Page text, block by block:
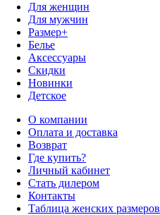
Для женщин
Для мужчин
Размер+
Белье
Аксессуары
Скидки
Новинки
Детское
О компании
Оплата и доставка
Возврат
Где купить?
Личный кабинет
Стать дилером
Контакты
Таблица женских размеров